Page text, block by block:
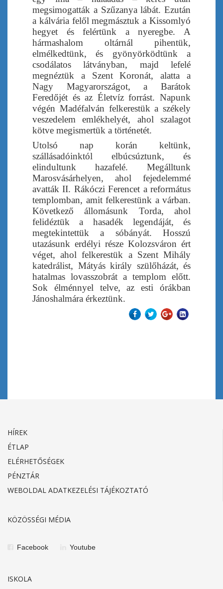
megsimogatták a Szűzanya lábát. Ezután
a kálvária felől megmásztuk a Kissomlyó
hegyet és felértünk a nyeregbe. A
hármashalom oltárnál pihentük,
elmélkedtünk, és gyönyörködtünk a
csodálatos látványban, majd lefelé
megnéztük a Szent Koronát, alatta a
Nagy Magyarországot, a Barátok
Feredőjét és az Életvíz forrást. Napunk
végén Madéfalván felkerestük a székely
veszedelem emlékhelyét, ahol szalagot
kötve megismertük a történetét.
Utolsó nap korán keltünk,
szállásadóinktól elbúcsúztunk, és
elindultunk hazafelé. Megálltunk
Marosvásárhelyen, ahol fejedelemmé
avatták II. Rákóczi Ferencet a református
templomban, amit felkerestünk a várban.
Következő állomásunk Torda, ahol
felidéztük a hasadék legendáját, és
megtekintettük a sóbányát. Hosszú
utazásunk erdélyi része Kolozsváron ért
véget, ahol felkerestük a Szent Mihály
katedrálist, Mátyás király szülőházát, és
hatalmas lovasszobrát a templom előtt.
Sok élménnyel telve, az esti órákban
Jánoshalmára érkeztünk.
HÍREK
ÉTLAP
ELÉRHETŐSÉGEK
PÉNZTÁR
WEBOLDAL ADATKEZELÉSI TÁJÉKOZTATÓ
KÖZÖSSÉGI MÉDIA
Facebook Youtube
ISKOLA